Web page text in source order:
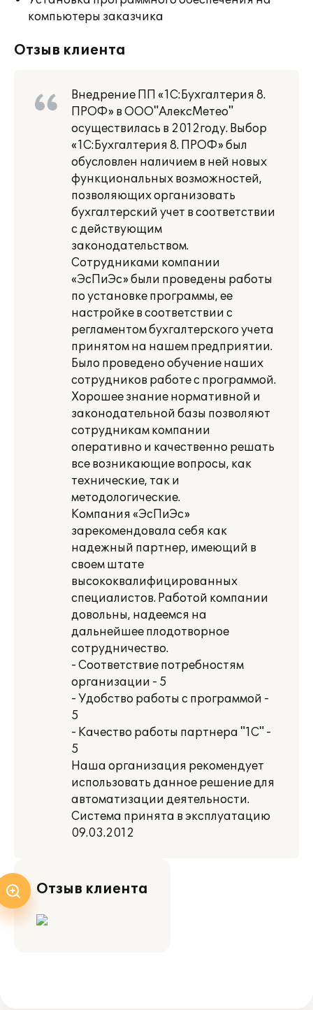
компьютеры заказчика
Отзыв клиента
Внедрение ПП «1С:Бухгалтерия 8.
ПРОФ» в ООО"АлексМетео"
осуществилась в 2012году. Выбор
«1С:Бухгалтерия 8. ПРОФ» был
обусловлен наличием в ней новых
функциональных возможностей,
позволяющих организовать
бухгалтерский учет в соответствии
с действующим
законодательством.
Сотрудниками компании
«ЭсПиЭс» были проведены работы
по установке программы, ее
настройке в соответствии с
регламентом бухгалтерского учета
принятом на нашем предприятии.
Было проведено обучение наших
сотрудников работе с программой.
Хорошее знание нормативной и
законодательной базы позволяют
сотрудникам компании
оперативно и качественно решать
все возникающие вопросы, как
технические, так и
методологические.
Компания «ЭсПиЭс»
зарекомендовала себя как
надежный партнер, имеющий в
своем штате
высококвалифицированных
специалистов. Работой компании
довольны, надеемся на
дальнейшее плодотворное
сотрудничество.
- Соответствие потребностям
организации - 5
- Удобство работы с программой -
5
- Качество работы партнера "1С" -
5
Наша организация рекомендует
использовать данное решение для
автоматизации деятельности.
Система принята в эксплуатацию
09.03.2012
Отзыв клиента